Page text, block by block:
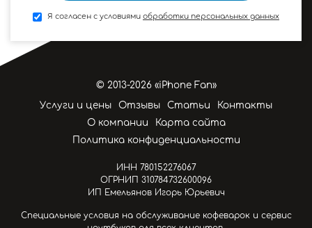
Я согласен с условиями обработки персональных данных
© 2013-2026 «iPhone Fan»
Услуги и цены
Отзывы Статьи
Контакты
О компании
Карта сайта
Политика конфиденциальности
ИНН 780152276067
ОГРНИП 310784732600096
ИП Емельянов Игорь Юрьевич
Специальные условия на обслуживание кофеварок и сервис